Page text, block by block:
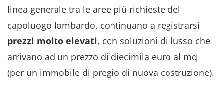
linea generale tra le aree più richieste del
capoluogo lombardo, continuano a registrarsi
prezzi molto elevati, con soluzioni di lusso che
arrivano ad un prezzo di diecimila euro al mq
(per un immobile di pregio di nuova costruzione).